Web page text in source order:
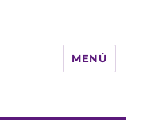
MENÚ